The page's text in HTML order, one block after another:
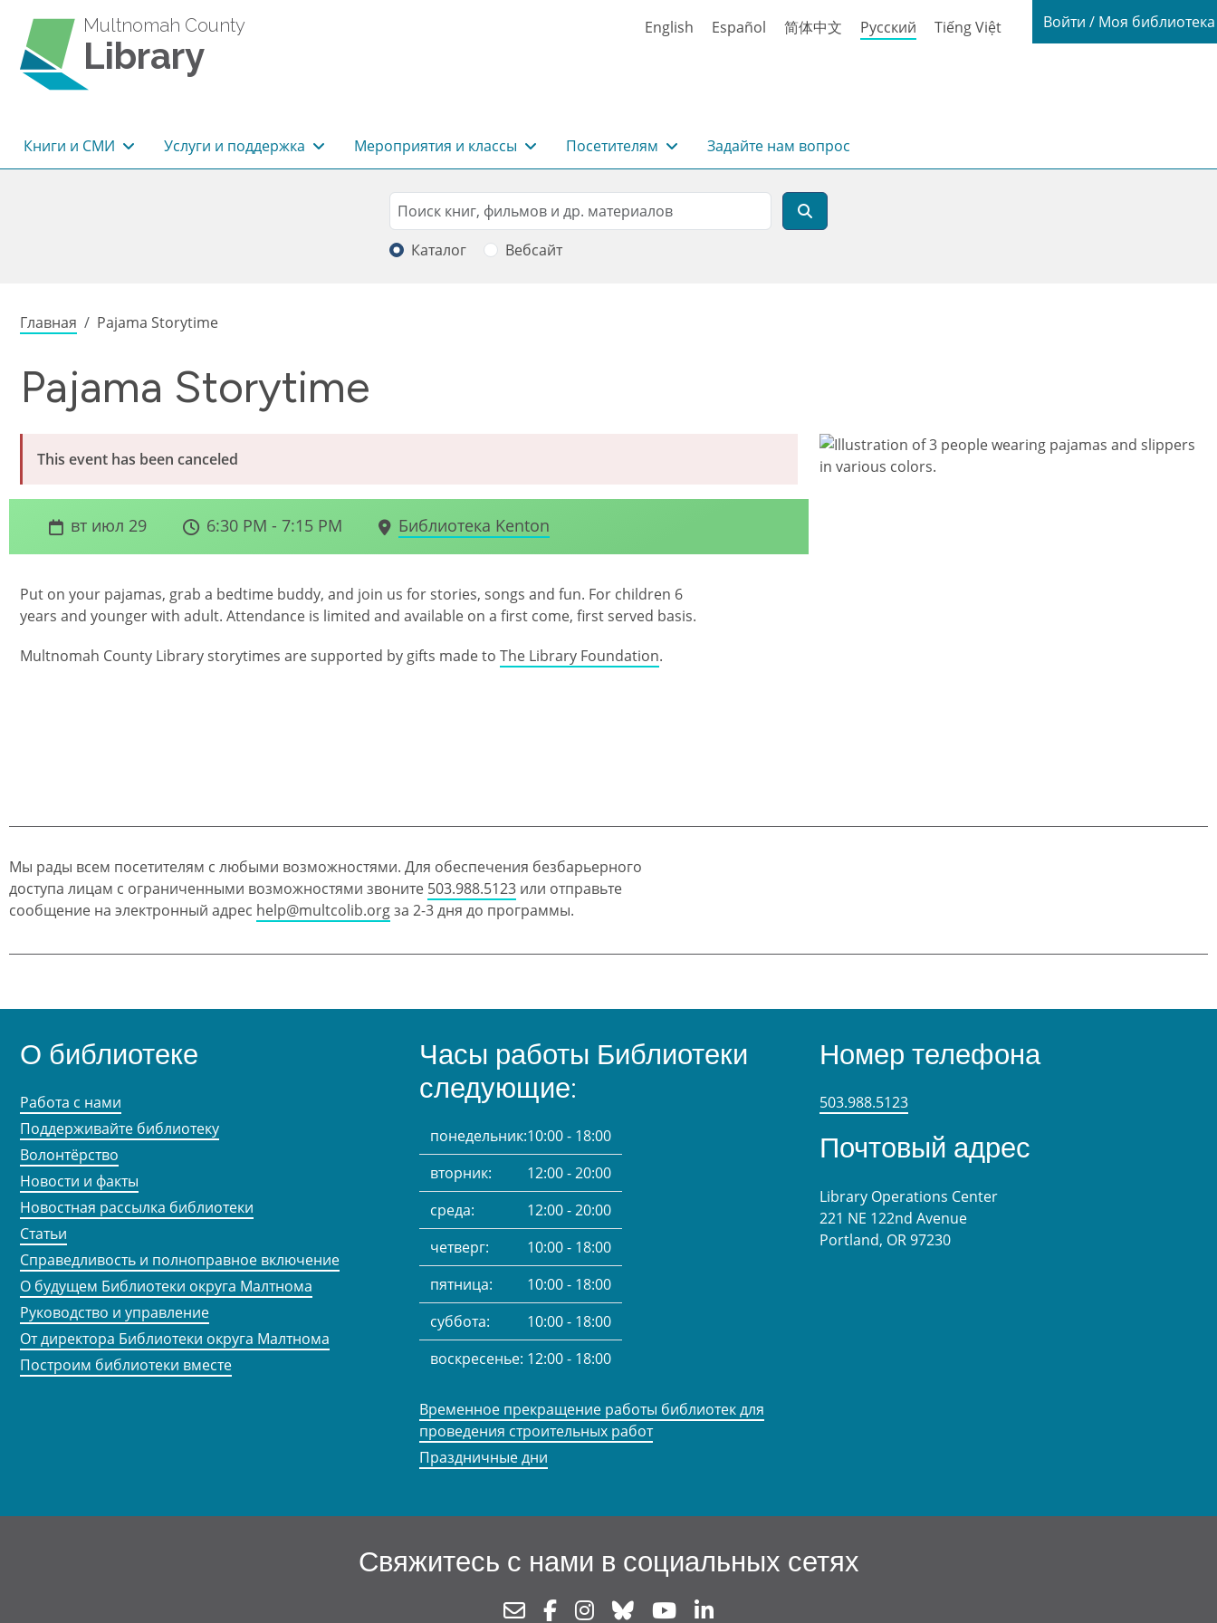
Multnomah County
Library
English Español 简体中文 Русский Tiếng Việt Login / My
Войти / Моя
Основная навигация
Книги и СМИ Услуги и поддержка Мероприятия и классы Посетителям Задайте нам вопрос
Search
Поиск
Каталог Вебсайт
Строка навигации
Главная Pajama Storytime
Pajama Storytime
This event has been canceled
вт июл 29 6:30 PM - 7:15 PM Библиотека Kenton
Put on your pajamas, grab a bedtime buddy, and join us for stories, songs and fun. For children 6
years and younger with adult. Attendance is limited and available on a first come, first served basis.
Multnomah County Library storytimes are supported by gifts made to The Library Foundation.
Мы рады всем посетителям с любыми возможностями. Для обеспечения безбарьерного
доступа лицам с ограниченными возможностями звоните 503.988.5123 или отправьте
сообщение на электронный адрес help@multcolib.orgза 2-3 дня до программы.
О библиотеке
Работа с нами
Поддерживайте библиотеку
Волонтёрство
Новости и факты
Новостная рассылка библиотеки
Статьи
Справедливость и полноправное включение
О будущем Библиотеки округа Малтнома
Руководство и управление
От директора Библиотеки округа Малтнома
Построим библиотеки вместе
Часы работы Библиотеки
следующие:
понедельник:10:00 - 18:00
вторник:
12:00 - 20:00
среда:
12:00 - 20:00
четверг:
10:00 - 18:00
пятница:
10:00 - 18:00
суббота:
10:00 - 18:00
воскресенье: 12:00 - 18:00
Временное прекращение работы библиотек для
проведения строительных работ
Праздничные дни
Номер телефона
503.988.5123
Почтовый адрес
Library Operations Center
221 NE 122nd Avenue
Portland, OR 97230
Свяжитесь с нами в социальных сетях
NewsletterFacebookInstagram
Bluesky Youtube